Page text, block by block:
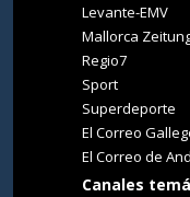
Levante-EMV
Mallorca
Regio7
Sport
Superdeporte
El Correo
El Correo de
Canales